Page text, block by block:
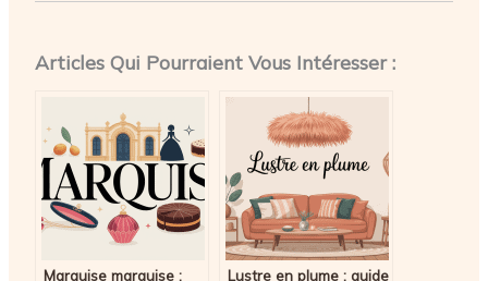
Articles Qui Pourraient Vous Intéresser :
Marquise marquise : Lustre en plume : guide